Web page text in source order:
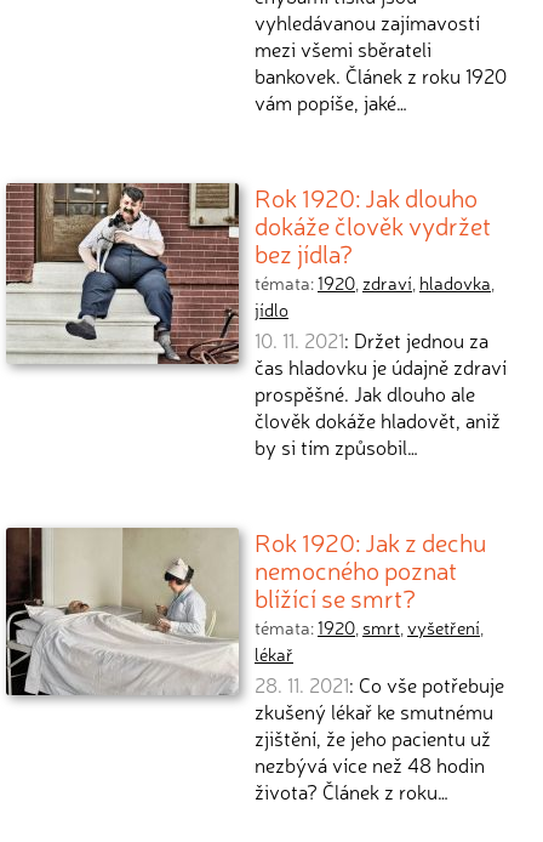
vyhledávanou zajímavostí
mezi všemi sběrateli
bankovek. Článek z roku 1920
vám popíše, jaké…
Rok 1920: Jak dlouho
dokáže člověk vydržet
bez jídla?
témata:1920, zdraví, hladovka,
jídlo
10. 11. 2021: Držet jednou za
čas hladovku je údajně zdraví
prospěšné. Jak dlouho ale
člověk dokáže hladovět, aniž
by si tím způsobil…
Rok 1920: Jak z dechu
nemocného poznat
blížící se smrt?
témata:1920, smrt,vyšetření,
lékař
28. 11. 2021: Co vše potřebuje
zkušený lékař ke smutnému
zjištění, že jeho pacientu už
nezbývá více než 48 hodin
života? Článek z roku…